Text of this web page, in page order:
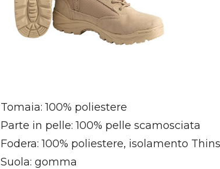
Tomaia: 100% poliestere
Parte in pelle: 100% pelle scamosciata
Fodera: 100% poliestere, isolamento
Suola: gomma